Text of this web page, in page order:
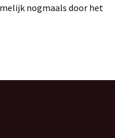
nogmaals door het